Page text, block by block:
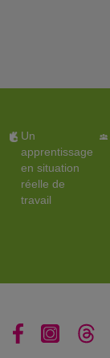
Un
apprentissage
en situation
réelle de
travail